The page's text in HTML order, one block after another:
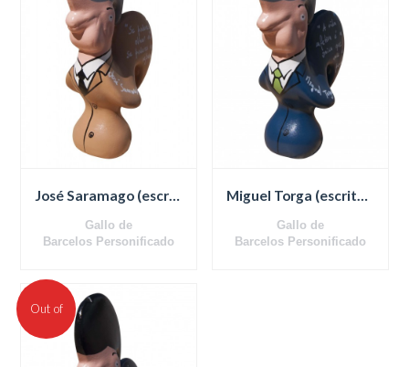
José Saramago (escritor)
Gallo de
Barcelos Personificado
Miguel Torga (escritor)
Gallo de
Barcelos Personificado
Out of